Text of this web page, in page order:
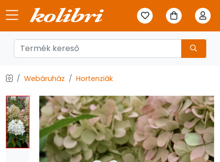
Webáruház Hortenziák